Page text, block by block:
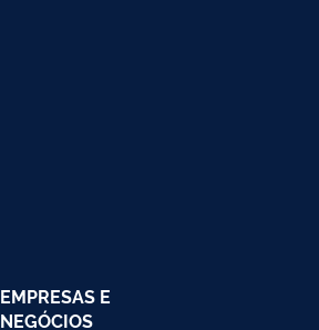
EMPRESAS E
NEGÓCIOS